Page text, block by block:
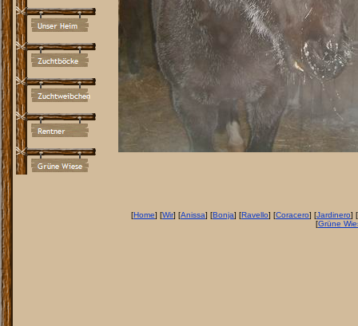
[Home] [Wir] [Anissa] [Bonja] [Ravello] [Coracero] [Jardinero] [
[Grüne